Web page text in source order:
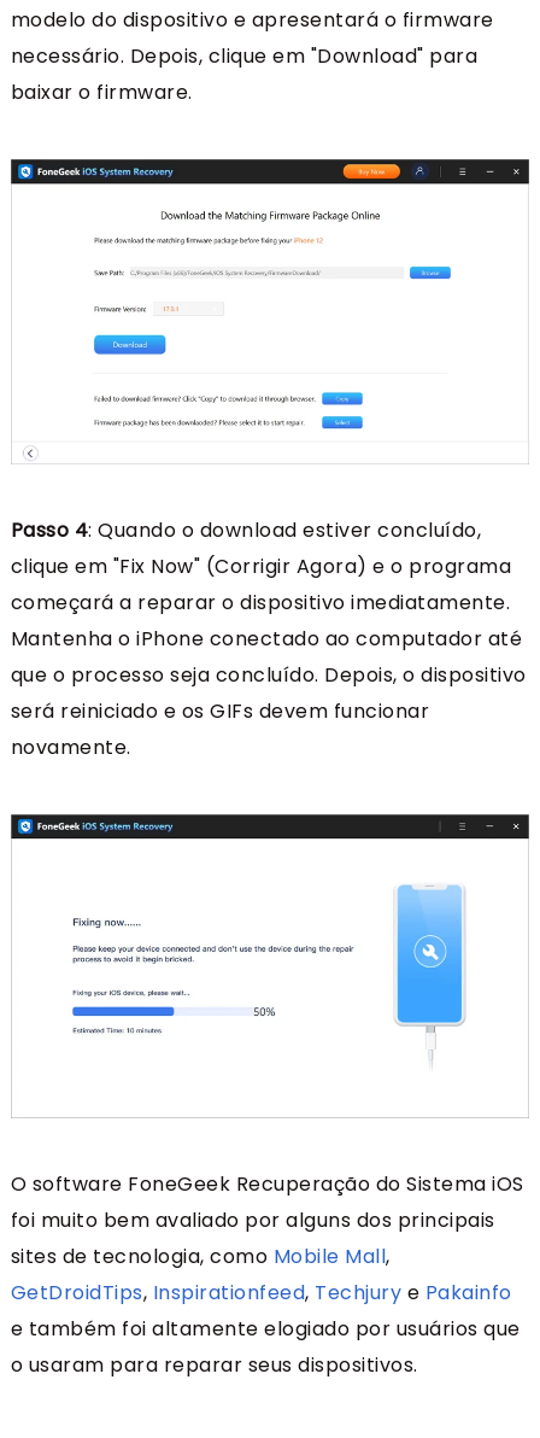
modelo do dispositivo e apresentará o firmware
necessário. Depois, clique em "Download" para
baixar o firmware.
Passo 4: Quando o download estiver concluído,
clique em "Fix Now" (Corrigir Agora) e o programa
começará a reparar o dispositivo imediatamente.
Mantenha o iPhone conectado ao computador até
que o processo seja concluído. Depois, o dispositivo
será reiniciado e os GIFs devem funcionar
novamente.
O software FoneGeek Recuperação do Sistema iOS
foi muito bem avaliado por alguns dos principais
sites de tecnologia, como Mobile Mall,
GetDroidTips, Inspirationfeed, Techjury e Pakainfo
e também foi altamente elogiado por usuários que
o usaram para reparar seus dispositivos.